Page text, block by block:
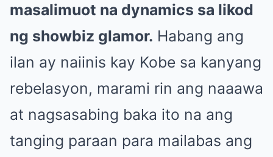
masalimuot na dynamics sa likod
ng showbiz glamor. Habang ang
ilan ay naiinis kay Kobe sa kanyang
rebelasyon, marami rin ang naaawa
at nagsasabing baka ito na ang
tanging paraan para mailabas ang